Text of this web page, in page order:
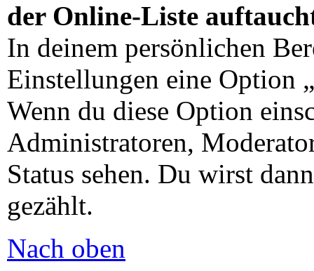
der Online-Liste
In deinem persönlichen
Einstellungen eine Option
Wenn du diese Option
Administratoren,
Status sehen. Du wirst
gezählt.
Nach oben